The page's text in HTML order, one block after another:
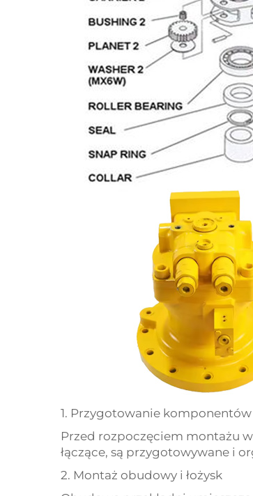
1. Przygotowanie komponentów
Przed rozpoczęciem montażu
łączące, są przygotowywane i
2. Montaż obudowy i łożysk